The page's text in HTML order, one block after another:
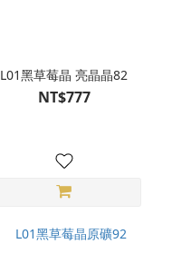
L01黑草莓晶 亮晶晶82
NT$777